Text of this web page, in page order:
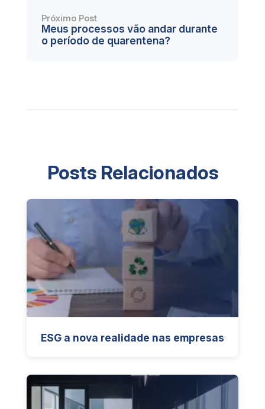
Próximo Post
Meus processos vão andar durante
o período de quarentena?
Posts Relacionados
ESG a nova realidade nas empresas